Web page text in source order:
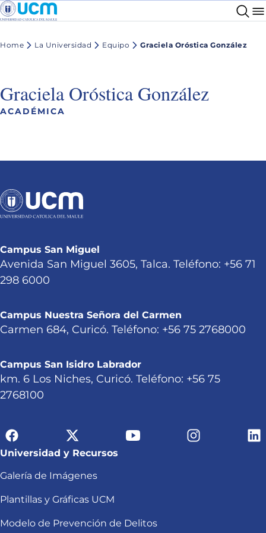
Home La Universidad Equipo Graciela Oróstica González
Graciela Oróstica González
ACADÉMICA
Campus San Miguel
Avenida San Miguel 3605, Talca. Teléfono: +56 71
298 6000
Campus Nuestra Señora del Carmen
Carmen 684, Curicó. Teléfono: +56 75 2768000
Campus San Isidro Labrador
km. 6 Los Niches, Curicó. Teléfono: +56 75
2768100
Universidad y Recursos
Galería de Imágenes
Plantillas y Gráficas UCM
Modelo de Prevención de Delitos